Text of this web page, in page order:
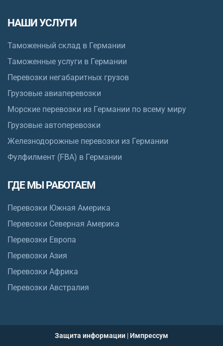
НАШИ УСЛУГИ
Таможенный склад в Германии
Таможенные услуги в Германии
Перевозки негабаритных грузов
Грузовые авиаперевозки
Морские перевозки из Германии по всему миру
Грузовые автоперевозки
Железнодорожные перевозки из Германии
Фулфилмент (FBA) в Германии
ГДЕ МЫ РАБОТАЕМ
Перевозки Южная Америка
Перевозки Северная Америка
Перевозки Европа
Перевозки Азия
Перевозки Африка
Перевозки Австралия
Защита информации |Импрессум